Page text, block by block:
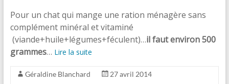
Pour un chat qui mange une ration ménagère sans
complément minéral et vitaminé
(viande+huile+légumes+féculent)…il faut environ 500
grammes… Lire la suite
Géraldine Blanchard
27 avril 2014